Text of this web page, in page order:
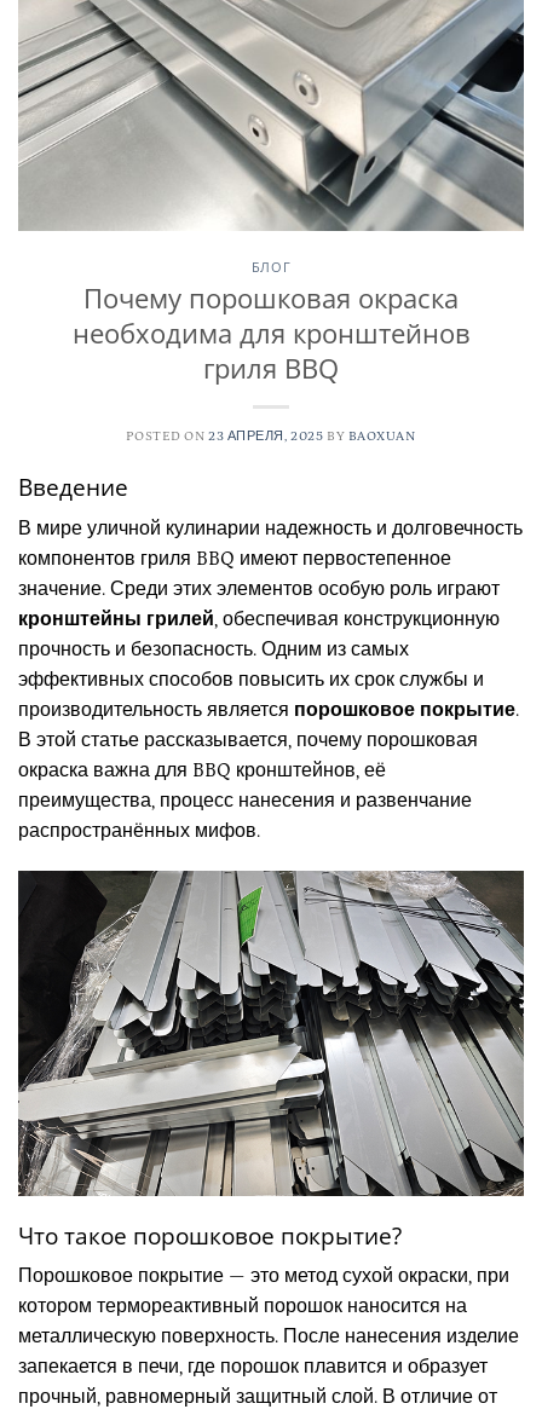
БЛОГ
Почему порошковая окраска
необходима для кронштейнов
гриля BBQ
POSTED ON23 АПРЕЛЯ, 2025 BY BAOXUAN
Введение
В мире уличной кулинарии надежность и долговечность
компонентов гриля BBQ имеют первостепенное
значение. Среди этих элементов особую роль играют
кронштейны грилей , обеспечивая конструкционную
прочность и безопасность. Одним из самых
эффективных способов повысить их срок службы и
производительность является порошковое покрытие.
В этой статье рассказывается, почему порошковая
окраска важна для BBQ кронштейнов, её
преимущества, процесс нанесения и развенчание
распространённых мифов.
Что такое порошковое покрытие?
Порошковое покрытие — это метод сухой окраски, при
котором термореактивный порошок наносится на
металлическую поверхность. После нанесения изделие
запекается в печи, где порошок плавится и образует
прочный, равномерный защитный слой. В отличие от